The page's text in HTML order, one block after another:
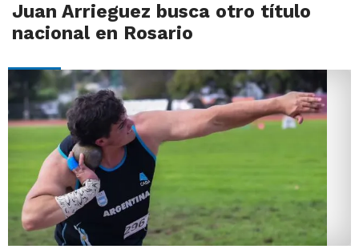
Juan Arrieguez busca otro título
nacional en Rosario